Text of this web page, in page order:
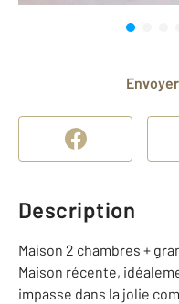
Description
Maison 2 chambres +
Maison récente,
impasse dans la jolie